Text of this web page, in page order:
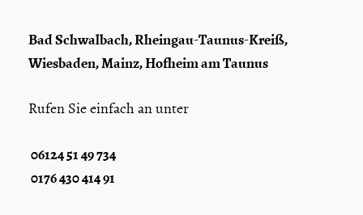
Bad Schwalbach, Rheingau-Taunus-Kreiß,
Wiesbaden, Mainz, Hofheim am Taunus
Rufen Sie einfach an unter
06124 51 49 734
0176 430 414 91